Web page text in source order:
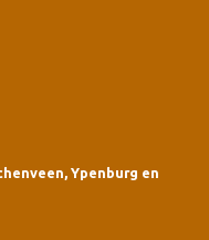
Ypenburg en